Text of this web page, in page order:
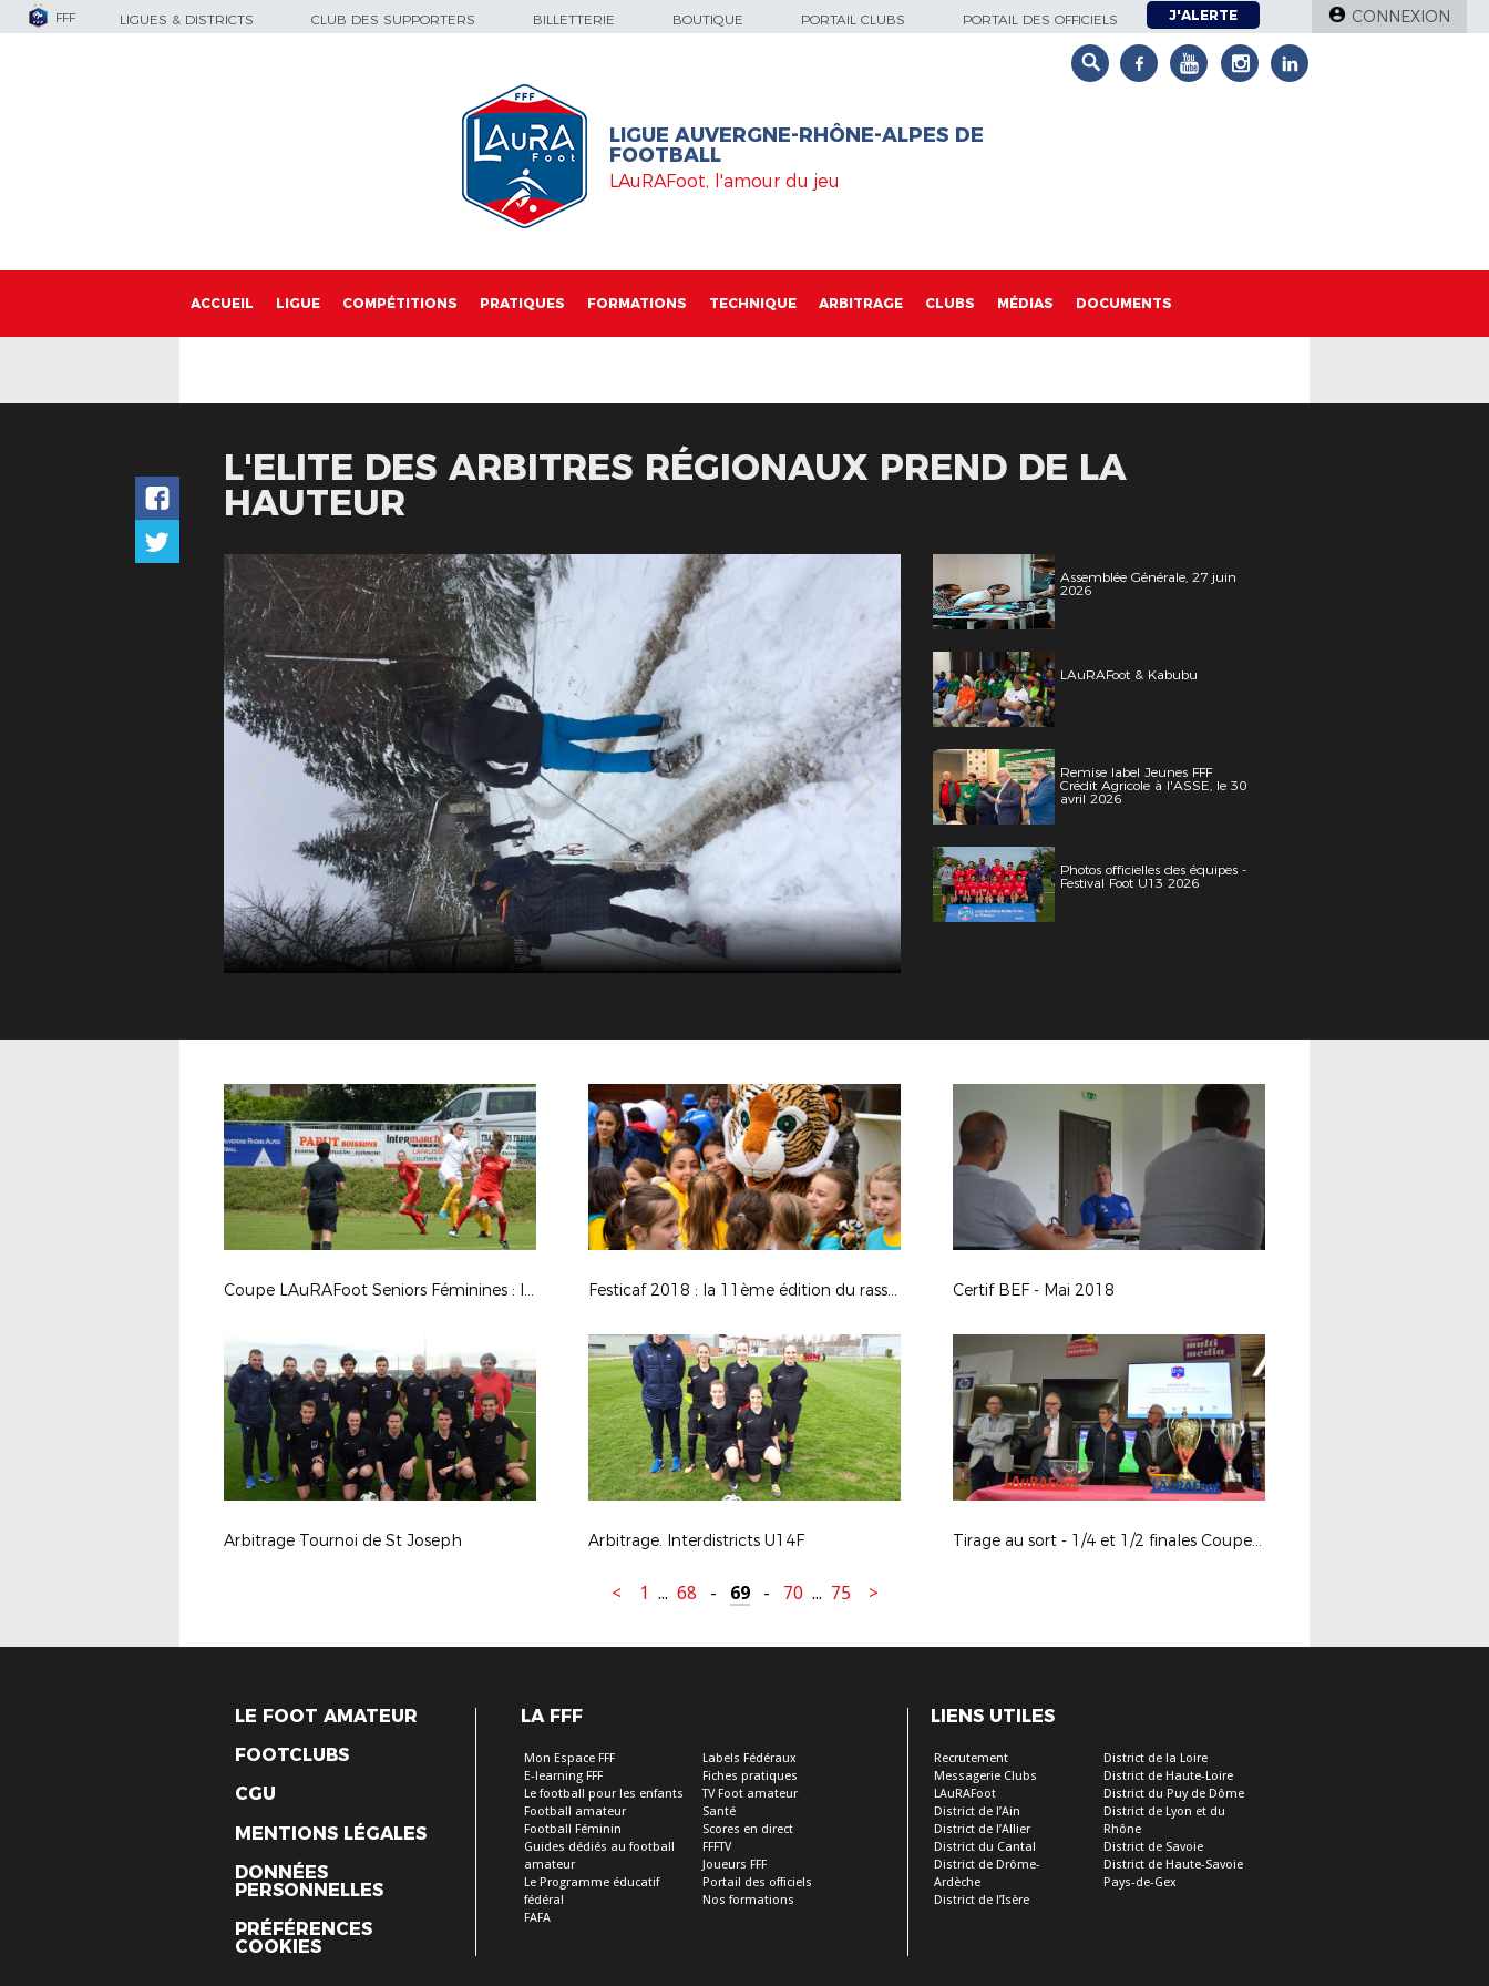
FFF LIGUES & DISTRICTS CLUB DES SUPPORTERS BILLETTERIE BOUTIQUE PORTAIL CLUBS PORTAIL DES OFFICIELS J'ALERTE CONNEXION
LIGUE AUVERGNE-RHÔNE-ALPES DE
FOOTBALL
LAuRAFoot, l'amour du jeu
ACCUEIL LIGUE COMPÉTITIONS PRATIQUES FORMATIONS TECHNIQUE ARBITRAGE CLUBS MÉDIAS DOCUMENTS
L'ELITE DES ARBITRES RÉGIONAUX PREND DE LA
HAUTEUR
Assemblée Générale, 27 juin
2026
LAuRAFoot & Kabubu
Remise label Jeunes FFF
Crédit Agricole à l'ASSE, le 30
avril 2026
Photos officielles des équipes -
Festival Foot U13 2026
Coupe LAuRAFoot Seniors Féminines : le GF38 (B) s'impose dace au FC St Etienne Festicaf 2018 : la 11ème édition du rassemblement des écoles féminines de football Certif BEF - Mai 2018
Arbitrage Tournoi de St Joseph Arbitrage. Interdistricts U14F Tirage au sort - 1/4 et 1/2 finales Coupes LAuRAFoot
< 1 ... 68 - 69 - 70 ... 75 >
LE FOOT AMATEUR
FOOTCLUBS
CGU
MENTIONS LÉGALES
DONNÉES
PERSONNELLES
PRÉFÉRENCES
COOKIES
LA FFF
Mon Espace FFF
E-learning FFF
Le football pour les enfants
Football amateur
Football Féminin
Guides dédiés au football
amateur
Le Programme éducatif
fédéral
FAFA
Labels Fédéraux
Fiches pratiques
TV Foot amateur
Santé
Scores en direct
FFFTV
Joueurs FFF
Portail des officiels
Nos formations
LIENS UTILES
Recrutement
Messagerie Clubs
LAuRAFoot
District de l’Ain
District de l’Allier
District du Cantal
District de Drôme-
Ardèche
District de l’Isère
District de la Loire
District de Haute-Loire
District du Puy de Dôme
District de Lyon et du
Rhône
District de Savoie
District de Haute-Savoie
Pays-de-Gex